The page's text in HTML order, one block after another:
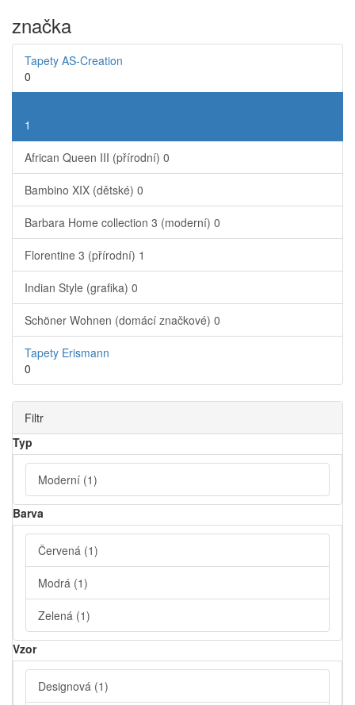
značka
Tapety AS-Creation
0
1
African Queen III (přírodní) 0
Bambino XIX (dětské) 0
Barbara Home collection 3 (moderní) 0
Florentine 3 (přírodní) 1
Indian Style (grafika) 0
Schöner Wohnen (domácí značkové) 0
Tapety Erismann
0
Filtr
Typ
Moderní (1)
Barva
Červená (1)
Modrá (1)
Zelená (1)
Vzor
Designová (1)